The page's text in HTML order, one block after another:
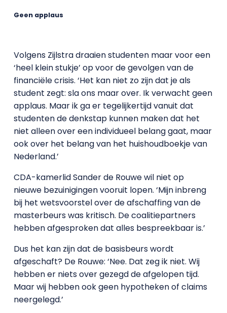
Geen applaus
Volgens Zijlstra draaien studenten maar voor een
‘heel klein stukje’ op voor de gevolgen van de
financiële crisis. ‘Het kan niet zo zijn dat je als
student zegt: sla ons maar over. Ik verwacht geen
applaus. Maar ik ga er tegelijkertijd vanuit dat
studenten de denkstap kunnen maken dat het
niet alleen over een individueel belang gaat, maar
ook over het belang van het huishoudboekje van
Nederland.’
CDA-kamerlid Sander de Rouwe wil niet op
nieuwe bezuinigingen vooruit lopen. ‘Mijn inbreng
bij het wetsvoorstel over de afschaffing van de
masterbeurs was kritisch. De coalitiepartners
hebben afgesproken dat alles bespreekbaar is.’
Dus het kan zijn dat de basisbeurs wordt
afgeschaft? De Rouwe: ‘Nee. Dat zeg ik niet. Wij
hebben er niets over gezegd de afgelopen tijd.
Maar wij hebben ook geen hypotheken of claims
neergelegd.’